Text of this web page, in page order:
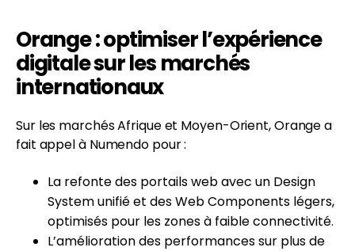
Orange : optimiser l’expérience
digitale sur les marchés
internationaux
Sur les marchés Afrique et Moyen-Orient, Orange a
fait appel à Numendo pour :
La refonte des portails web avec un Design
System unifié et des Web Components légers,
optimisés pour les zones à faible connectivité.
L’amélioration des performances sur plus de